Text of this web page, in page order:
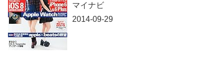
マイナビ
2014-09-29